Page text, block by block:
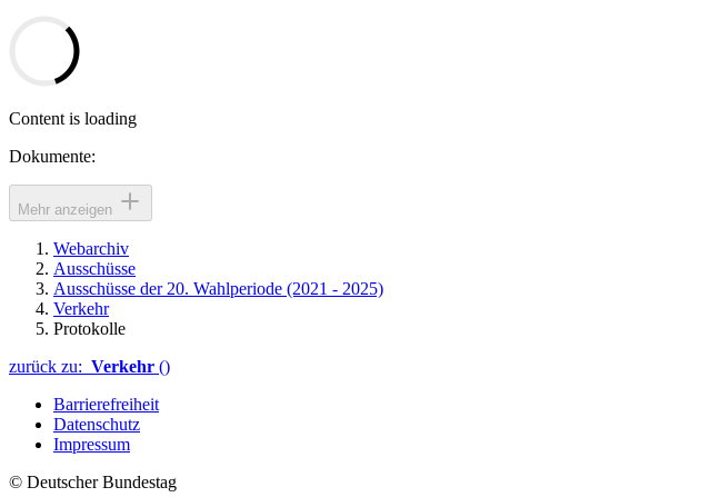
Content is loading
Dokumente:
Mehr anzeigen
Webarchiv
Ausschüsse
Ausschüsse der 20. Wahlperiode (2021 - 2025)
Verkehr
Protokolle
zurück zu: Verkehr ()
Barrierefreiheit
Datenschutz
Impressum
© Deutscher Bundestag